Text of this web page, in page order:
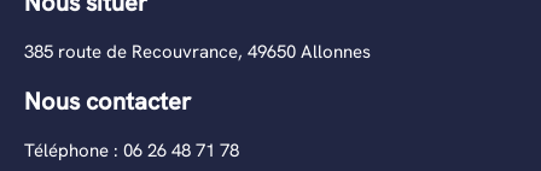
385 route de Recouvrance, 49650 Allonnes
Nous contacter
Téléphone : 06 26 48 71 78